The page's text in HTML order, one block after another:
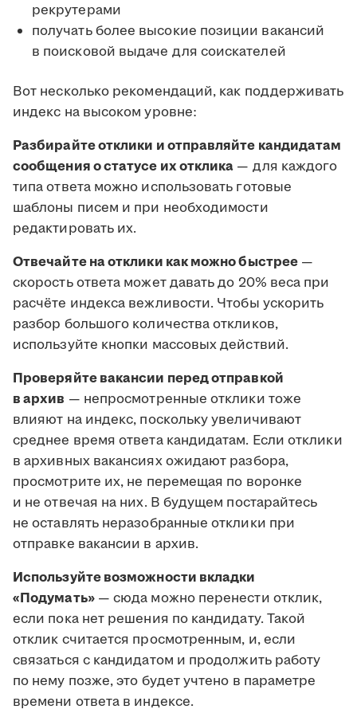
рекрутерами
получать более высокие позиции вакансий
в поисковой выдаче для соискателей
Вот несколько рекомендаций, как поддерживать
индекс на высоком уровне:
Разбирайте отклики и отправляйте кандидатам
сообщения о статусе их отклика — для каждого
типа ответа можно использовать готовые
шаблоны писем и при необходимости
редактировать их.
Отвечайте на отклики как можно быстрее —
скорость ответа может давать до 20% веса при
расчёте индекса вежливости. Чтобы ускорить
разбор большого количества откликов,
используйте кнопки массовых действий.
Проверяйте вакансии перед отправкой
в архив — непросмотренные отклики тоже
влияют на индекс, поскольку увеличивают
среднее время ответа кандидатам. Если отклики
в архивных вакансиях ожидают разбора,
просмотрите их, не перемещая по воронке
и не отвечая на них. В будущем постарайтесь
не оставлять неразобранные отклики при
отправке вакансии в архив.
Используйте возможности вкладки
«Подумать»— сюда можно перенести отклик,
если пока нет решения по кандидату. Такой
отклик считается просмотренным, и, если
связаться с кандидатом и продолжить работу
по нему позже, это будет учтено в параметре
времени ответа в индексе.